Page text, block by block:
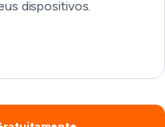
dispositivos.